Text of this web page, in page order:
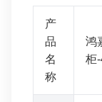
产
品
名
称
鸿
柜